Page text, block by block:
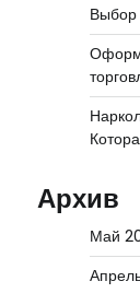
Выбор
Архив
Май